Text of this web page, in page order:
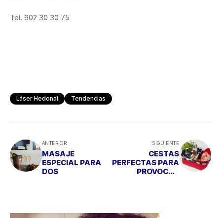
Tel. 902 30 30 75
Láser Hedonai Tendencias
ANTERIOR
MASAJE
ESPECIAL PARA
DOS
SIGUIENTE
CESTAS
PERFECTAS PARA
PROVOCAR